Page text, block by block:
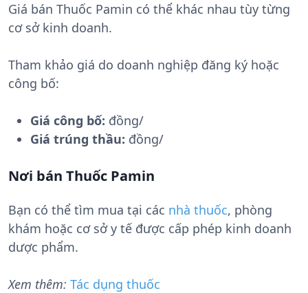
Giá bán Thuốc Pamin có thể khác nhau tùy từng
cơ sở kinh doanh.
Tham khảo giá do doanh nghiệp đăng ký hoặc
công bố:
Giá công bố: đồng/
Giá trúng thầu: đồng/
Nơi bán Thuốc Pamin
Bạn có thể tìm mua tại các nhà thuốc, phòng
khám hoặc cơ sở y tế được cấp phép kinh doanh
dược phẩm.
Xem thêm: Tác dụng thuốc